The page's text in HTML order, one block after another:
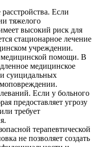
Если
тяжелого
высокий риск для
стационарное лечение
учреждении.
медицинской помощи. В
медицинское
суицидальных
Если у больного
предоставляет угрозу
требует
терапевтической
не позволяет создать